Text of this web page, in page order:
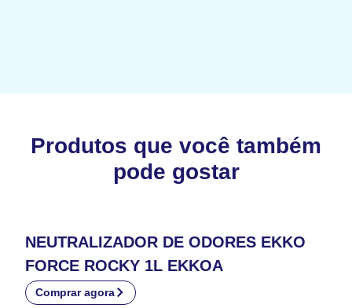
Produtos que você também
pode gostar
NEUTRALIZADOR DE ODORES EKKO
FORCE ROCKY 1L EKKOA
Comprar agora